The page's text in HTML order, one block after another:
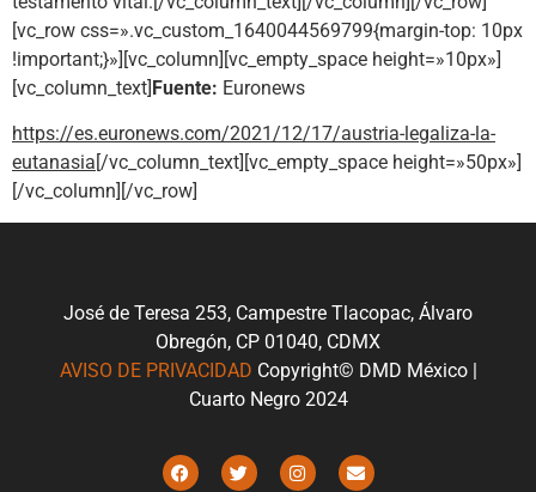
[vc_row css=».vc_custom_1640044569799{margin-top: 10px
!important;}»][vc_column][vc_empty_space height=»10px»]
[vc_column_text]Fuente: Euronews
https://es.euronews.com/2021/12/17/austria-legaliza-la-
eutanasia[/vc_column_text][vc_empty_space height=»50px»]
[/vc_column][/vc_row]
José de Teresa 253, Campestre Tlacopac, Álvaro
Obregón, CP 01040, CDMX
AVISO DE PRIVACIDAD Copyright© DMD México |
Cuarto Negro 2024